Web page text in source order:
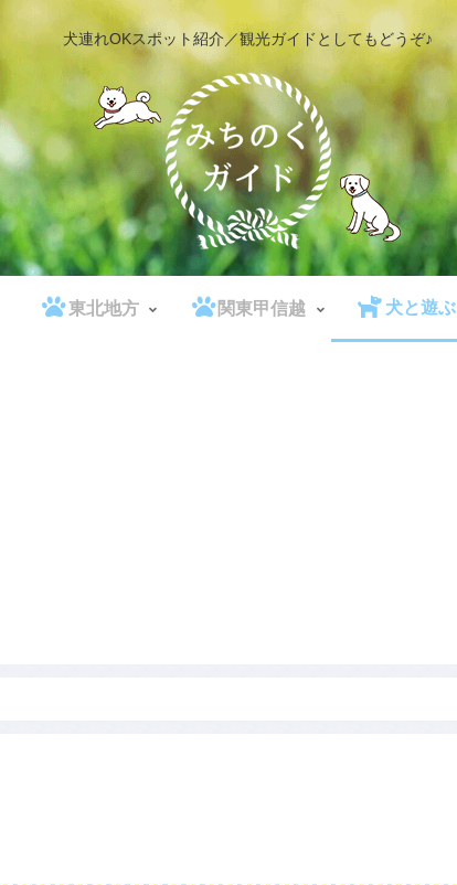
犬連れOKスポット紹介／観光ガイドとしてもどうぞ♪
東北地方 関東甲信越 犬と遊ぶ